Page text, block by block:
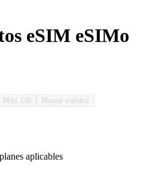
eSIM eSIMo
Más GB Mayor validez
aplicables